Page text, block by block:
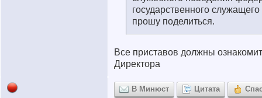
государственного
прошу поделиться.
Все приставов должны
Директора
В Минюст Цитата